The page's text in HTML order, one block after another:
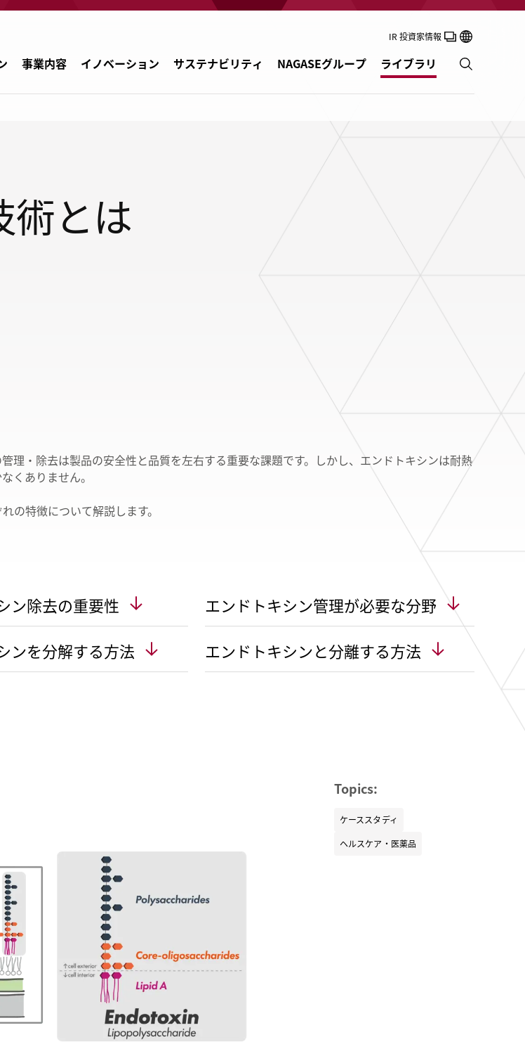
IR 投資家情報
事業内容 イノベーション サステナビリティ NAGASEグループ ライブラリ
術とは
理・除去は製品の安全性と品質を左右する重要な課題です。しかし、エンドトキシンは耐熱
くありません。
の特徴について解説します。
ン除去の重要性 エンドトキシン管理が必要な分野
ンを分解する方法 エンドトキシンと分離する方法
Topics:
ケーススタディ
ヘルスケア・医薬品